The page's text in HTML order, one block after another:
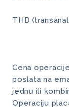
THD
Cena
poslata na
jednu ili
Operaciju